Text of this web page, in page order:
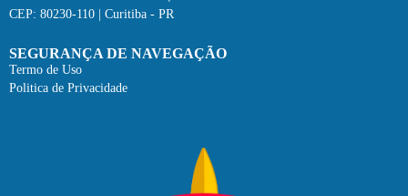
CEP: 80230-110 | Curitiba - PR
SEGURANÇA DE NAVEGAÇÃO
Termo de Uso
Politica de Privacidade